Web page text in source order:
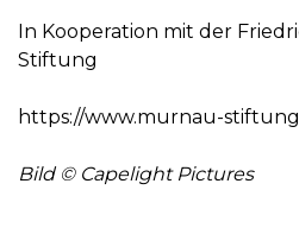
In Kooperation mit der
Stiftung
https://www.murnau-
Bild © Capelight Pictures